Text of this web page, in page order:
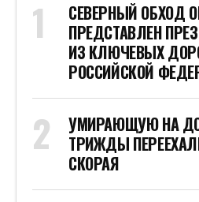
СЕВЕРНЫЙ ОБХОД
ПРЕДСТАВЛЕН
ИЗ КЛЮЧЕВЫХ
РОССИЙСКОЙ
УМИРАЮЩУЮ НА
ТРИЖДЫ
СКОРАЯ